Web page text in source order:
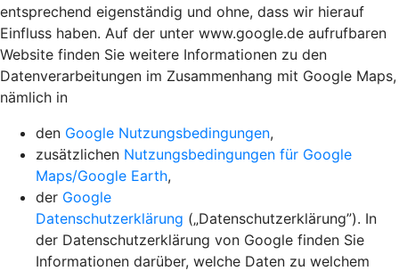
entsprechend eigenständig und ohne, dass wir hierauf
Einfluss haben. Auf der unter www.google.de aufrufbaren
Website finden Sie weitere Informationen zu den
Datenverarbeitungen im Zusammenhang mit Google Maps,
nämlich in
den Google Nutzungsbedingungen,
zusätzlichen Nutzungsbedingungen für Google
Maps/Google Earth,
der Google
Datenschutzerklärung („Datenschutzerklärung”). In
der Datenschutzerklärung von Google finden Sie
Informationen darüber, welche Daten zu welchem